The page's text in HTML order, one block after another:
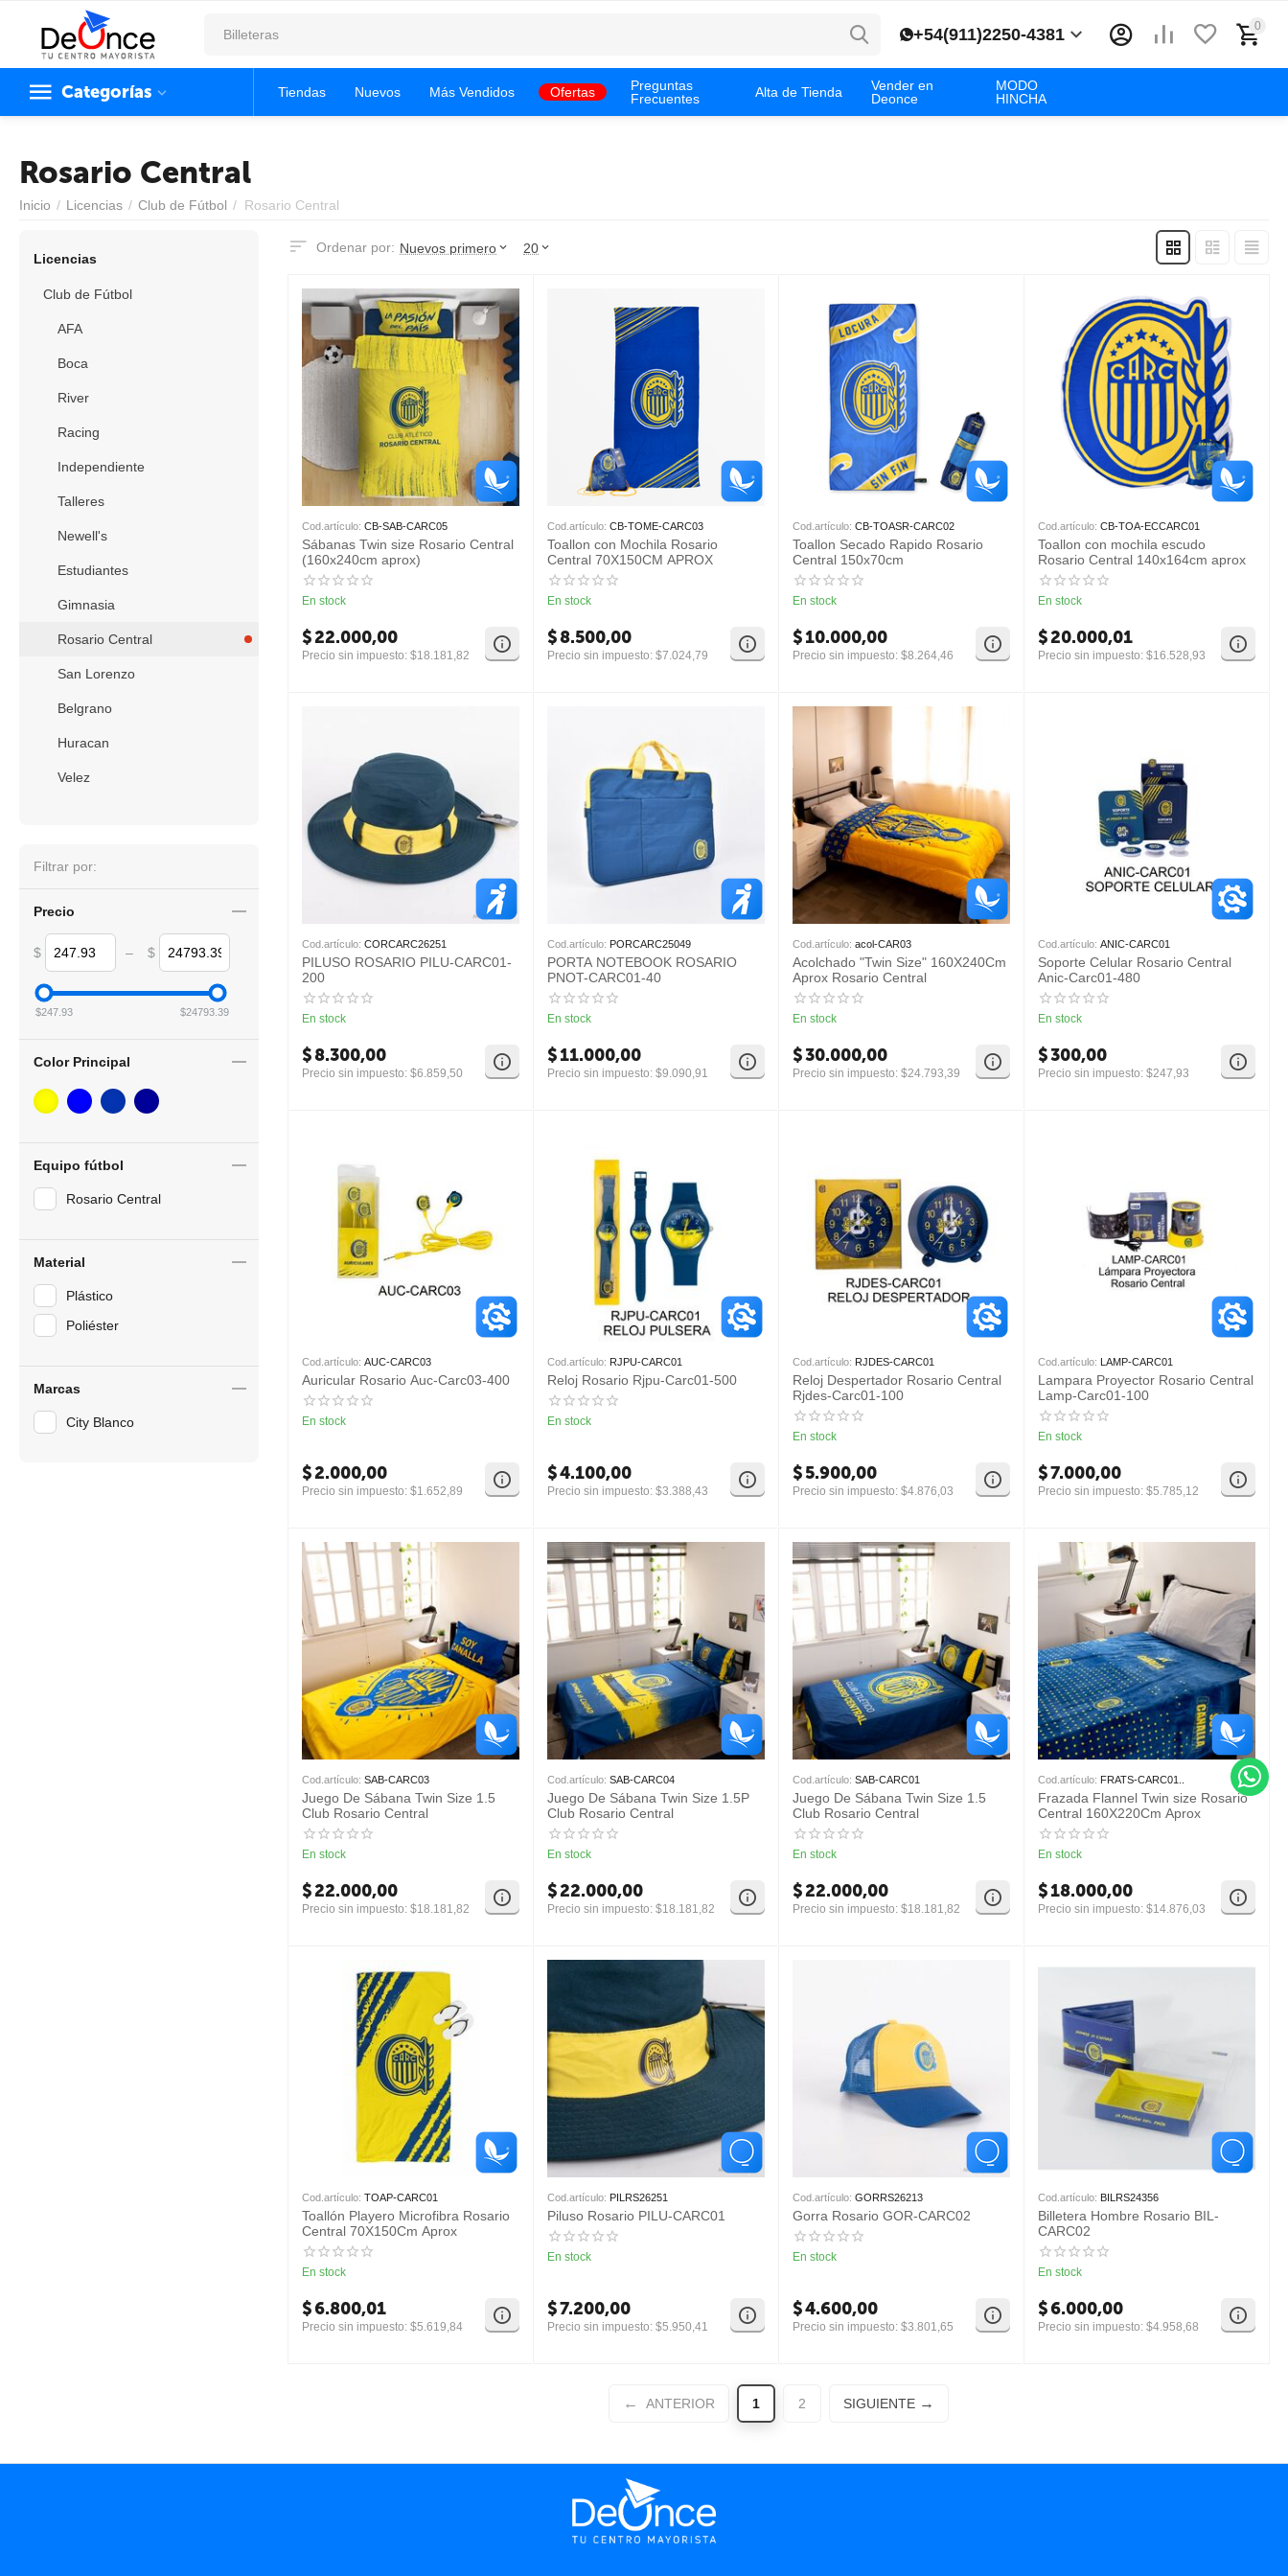
+54(911)2250-4381 0
Categorías Tiendas Nuevos Más Vendidos Ofertas
Preguntas
Frecuentes
Alta de Tienda
Vender en
Deonce
MODO
HINCHA
Rosario Central
Inicio / Licencias / Club de Fútbol / Rosario Central
Ordenar por: Nuevos primero 20
Cod.artículo: CB-SAB-CARC05
Sábanas Twin size Rosario Central
(160x240cm aprox)
En stock
$22.000,00
Precio sin impuesto: $18.181,82
Cod.artículo: CB-TOME-CARC03
Toallon con Mochila Rosario
Central 70X150CM APROX
En stock
$8.500,00
Precio sin impuesto: $7.024,79
Cod.artículo: CB-TOASR-CARC02
Toallon Secado Rapido Rosario
Central 150x70cm
En stock
$10.000,00
Precio sin impuesto: $8.264,46
Cod.artículo: CB-TOA-ECCARC01
Toallon con mochila escudo
Rosario Central 140x164cm aprox
En stock
$20.000,01
Precio sin impuesto: $16.528,93
Cod.artículo: CORCARC26251
PILUSO ROSARIO PILU-CARC01-
200
En stock
$8.300,00
Precio sin impuesto: $6.859,50
Cod.artículo: PORCARC25049
PORTA NOTEBOOK ROSARIO
PNOT-CARC01-40
En stock
$11.000,00
Precio sin impuesto: $9.090,91
Cod.artículo: acol-CAR03
Acolchado "Twin Size" 160X240Cm
Aprox Rosario Central
En stock
$30.000,00
Precio sin impuesto: $24.793,39
Cod.artículo: ANIC-CARC01
Soporte Celular Rosario Central
Anic-Carc01-480
En stock
$300,00
Precio sin impuesto: $247,93
Cod.artículo: AUC-CARC03
Auricular Rosario Auc-Carc03-400
En stock
$2.000,00
Precio sin impuesto: $1.652,89
Cod.artículo: RJPU-CARC01
Reloj Rosario Rjpu-Carc01-500
En stock
$4.100,00
Precio sin impuesto: $3.388,43
Cod.artículo: RJDES-CARC01
Reloj Despertador Rosario Central
Rjdes-Carc01-100
En stock
$5.900,00
Precio sin impuesto: $4.876,03
Cod.artículo: LAMP-CARC01
Lampara Proyector Rosario Central
Lamp-Carc01-100
En stock
$7.000,00
Precio sin impuesto: $5.785,12
Cod.artículo: SAB-CARC03
Juego De Sábana Twin Size 1.5
Club Rosario Central
En stock
$22.000,00
Precio sin impuesto: $18.181,82
Cod.artículo: SAB-CARC04
Juego De Sábana Twin Size 1.5P
Club Rosario Central
En stock
$22.000,00
Precio sin impuesto: $18.181,82
Cod.artículo: SAB-CARC01
Juego De Sábana Twin Size 1.5
Club Rosario Central
En stock
$22.000,00
Precio sin impuesto: $18.181,82
Cod.artículo: FRATS-CARC01..
Frazada Flannel Twin size Rosario
Central 160X220Cm Aprox
En stock
$18.000,00
Precio sin impuesto: $14.876,03
Cod.artículo: TOAP-CARC01
Toallón Playero Microfibra Rosario
Central 70X150Cm Aprox
En stock
$6.800,01
Precio sin impuesto: $5.619,84
Cod.artículo: PILRS26251
Piluso Rosario PILU-CARC01
En stock
$7.200,00
Precio sin impuesto: $5.950,41
Cod.artículo: GORRS26213
Gorra Rosario GOR-CARC02
En stock
$4.600,00
Precio sin impuesto: $3.801,65
Cod.artículo: BILRS24356
Billetera Hombre Rosario BIL-
CARC02
En stock
$6.000,00
Precio sin impuesto: $4.958,68
ANTERIOR 1 2 SIGUIENTE
Licencias
Club de Fútbol
AFA
Boca
River
Racing
Independiente
Talleres
Newell's
Estudiantes
Gimnasia
Rosario Central
San Lorenzo
Belgrano
Huracan
Velez
Filtrar por:
Precio
$ – $
$247.93 $24793.39
Color Principal
Equipo fútbol
Rosario Central
Material
Plástico
Poliéster
Marcas
City Blanco